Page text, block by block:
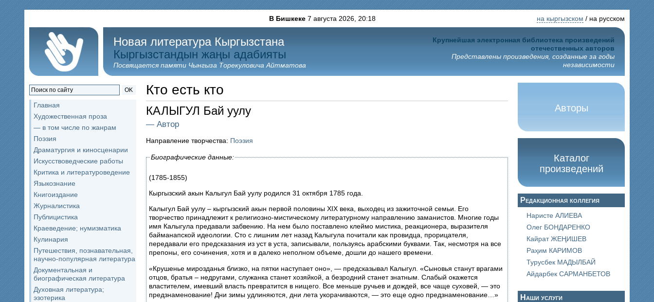
В Бишкеке7 августа 2026, 20:18 на кыргызском / на русском
Новая литература Кыргызстана
Кыргызстандын жаңы адабияты
Посвящается памяти Чынгыза Торекуловича Айтматова
Крупнейшая электронная библиотека произведений
отечественных авторов
Представлены произведения, созданные за годы
независимости
OK
Главная
Художественная проза
— в том числе по жанрам
Поэзия
Драматургия и киносценарии
Искусствоведческие работы
Критика и литературоведение
Языкознание
Книгоиздание
Журналистика
Публицистика
Краеведение; нумизматика
Кулинария
Путешествия, познавательная,
научно-популярная литература
Документальная и
биографическая литература
Духовная литература;
эзотерика
Кто есть кто
КАЛЫГУЛ Бай уулу
— Автор
Направление творчества: Поэзия
Биографические данные:
(1785-1855)
Кыргызский акын Калыгул Бай уулу родился 31 октября 1785 года.
Калыгул Бай уулу – кыргызский акын первой половины XIX века, выходец из зажиточной семьи. Его
творчество принадлежит к религиозно-мистическому литературному направлению заманистов. Многие годы
имя Калыгула предавали забвению. На нем было поставлено клеймо мистика, реакционера, выразителя
байманапской идеологии. Сто с лишним лет назад Калыгула почитали как провидца, прорицателя,
передавали его предсказания из уст в уста, записывали, пользуясь арабскими буквами. Так, несмотря на все
препоны, его сочинения, хотя и в далеко неполном объеме, дошли до нашего времени.
«Крушенье мирозданья близко, на пятки наступает оно», — предсказывал Калыгул. «Сыновья станут врагами
отцов, братья – недругами, служанка станет хозяйкой, а безродний станет знатным. Слабый окажется
властителем, имевший власть превратится в нищего. Все меньше ручьев и дождей, все чаще суховей, — это
предзнаменование! Дни зимы удлиняются, дни лета укорачиваются, — это еще одно предзнаменование…»
Авторы
Каталог
произведений
Редакционная коллегия
Наристе АЛИЕВА
Олег БОНДАРЕНКО
Кайрат ЖЕҢИШЕВ
Раҳим КАРИМОВ
Турусбек МАДЫЛБАЙ
Айдарбек САРМАНБЕТОВ
Наши услуги